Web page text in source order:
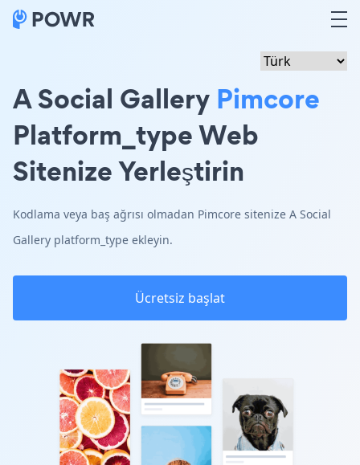
A Social Gallery Pimcore
Platform_type Web
Sitenize Yerleştirin
Kodlama veya baş ağrısı olmadan Pimcore sitenize A Social
Gallery platform_type ekleyin.
Ücretsiz başlat